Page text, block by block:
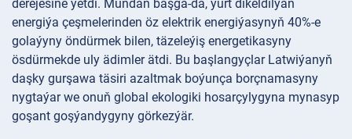
derejesine ýetdi. Mundan başga-da, ýurt dikeldilýän
energiýa çeşmelerinden öz elektrik energiýasynyň 40%-e
golaýyny öndürmek bilen, täzeleýiş energetikasyny
ösdürmekde uly ädimler ätdi. Bu başlangyçlar Latwiýanyň
daşky gurşawa täsiri azaltmak boýunça borçnamasyny
nygtaýar we onuň global ekologiki hosarçylygyna mynasyp
goşant goşýandygyny görkezýär.